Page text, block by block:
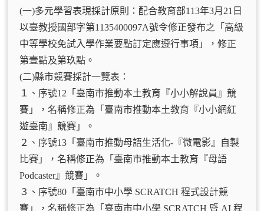
(一)多元學習表現採計原則：配合教育部113年3月21日
以臺教授國部字第1135400097A號令修正發布之「高級
中等學校免試入學作業要點訂定應遵行事項」，修正
第壹點及第玖點。
(二)縣市競賽採計一覽表：
１、序號12「臺南市推動本土教育『小小解說員』競
賽」，名稱修正為「臺南市推動本土教育『小小網紅
遊臺南』競賽」。
２、序號13「臺南市推動母語生活化-『微電影』自製
比賽」，名稱修正為「臺南市推動本土教育『母語
Podcaster』競賽」。
３、序號80「臺南市中小學 SCRATCH 程式設計競
賽」，名稱修正為「臺南市中小學 SCRATCH 暨 AI 程